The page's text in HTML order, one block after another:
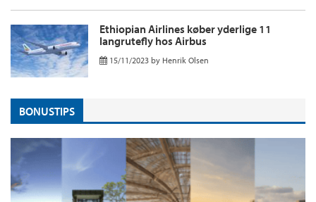
Ethiopian Airlines køber yderlige 11
langrutefly hos Airbus
15/11/2023 by Henrik Olsen
BONUSTIPS